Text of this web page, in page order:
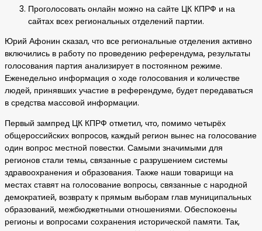
Проголосовать онлайн можно на сайте ЦК КПРФ и на
сайтах всех региональных отделений партии.
Юрий Афонин сказал, что все региональные отделения активно
включились в работу по проведению референдума, результаты
голосования партия анализирует в постоянном режиме.
Еженедельно информация о ходе голосования и количестве
людей, принявших участие в референдуме, будет передаваться
в средства массовой информации.
Первый зампред ЦК КПРФ отметил, что, помимо четырёх
общероссийских вопросов, каждый регион вынес на голосование
один вопрос местной повестки. Самыми значимыми для
регионов стали темы, связанные с разрушением системы
здравоохранения и образования. Также наши товарищи на
местах ставят на голосование вопросы, связанные с народной
демократией, возврату к прямым выборам глав муниципальных
образований, межбюджетными отношениями. Обеспокоены
регионы и вопросами сохранения исторической памяти. Так,